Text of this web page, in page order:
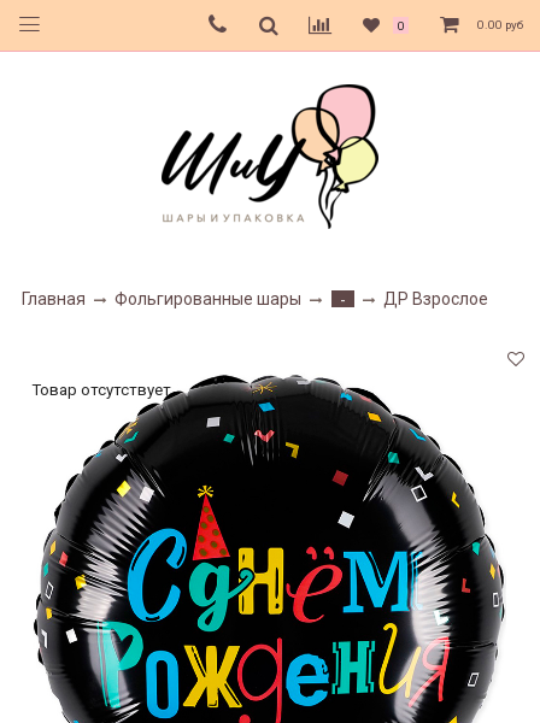
0 0.00 руб
Главная Фольгированные шары - ДР Взрослое
Товар отсутствует